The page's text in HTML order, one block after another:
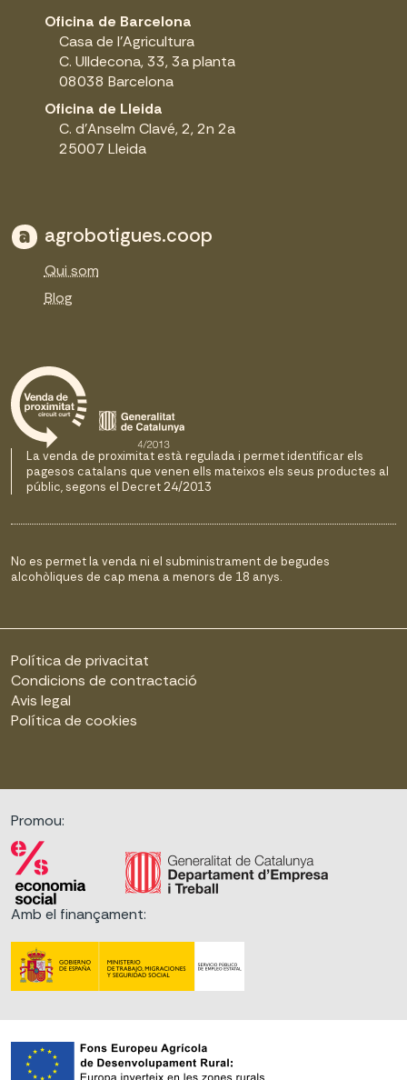
Oficina de Barcelona
Casa de l'Agricultura
C. Ulldecona, 33, 3a planta
08038 Barcelona
Oficina de Lleida
C. d'Anselm Clavé, 2, 2n 2a
25007 Lleida
agrobotigues.coop
Qui som
Blog
La venda de proximitat està regulada i permet identificar els
pagesos catalans que venen ells mateixos els seus productes al
públic, segons el Decret 24/2013
No es permet la venda ni el subministrament de begudes
alcohòliques de cap mena a menors de 18 anys.
Política de privacitat
Condicions de contractació
Avis legal
Política de cookies
Promou:
Amb el finançament: